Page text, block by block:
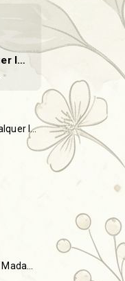
Tamo Junto {em qualquer lugar}
Tamo Junto {em qualquer lugar}